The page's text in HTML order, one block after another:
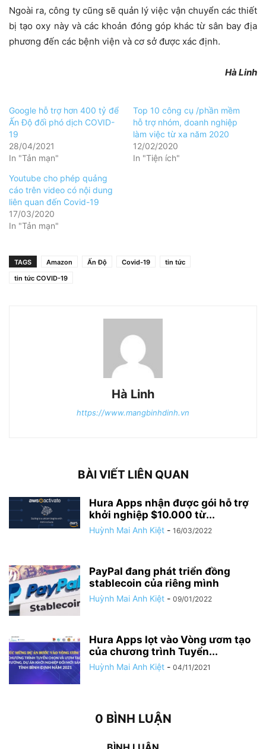
Ngoài ra, công ty cũng sẽ quản lý việc vận chuyển các thiết
bị tạo oxy này và các khoản đóng góp khác từ sân bay địa
phương đến các bệnh viện và cơ sở được xác định.
Hà Linh
Google hỗ trợ hơn 400 tỷ để
Ấn Độ đối phó dịch COVID-
19
28/04/2021
In "Tản mạn"
Top 10 công cụ /phần mềm
hỗ trợ nhóm, doanh nghiệp
làm việc từ xa năm 2020
12/02/2020
In "Tiện ích"
Youtube cho phép quảng
cáo trên video có nội dung
liên quan đến Covid-19
17/03/2020
In "Tản mạn"
TAGS Amazon Ấn Độ Covid-19
tin tức
tin tức COVID-19
Hà Linh
https://www.mangbinhdinh.vn
BÀI VIẾT LIÊN QUAN
Hura Apps nhận được gói hỗ trợ
khởi nghiệp $10.000 từ...
Huỳnh Mai Anh Kiệt - 16/03/2022
PayPal đang phát triển đồng
stablecoin của riêng mình
Huỳnh Mai Anh Kiệt - 09/01/2022
Hura Apps lọt vào Vòng ươm tạo
của chương trình Tuyển...
Huỳnh Mai Anh Kiệt - 04/11/2021
0 BÌNH LUẬN